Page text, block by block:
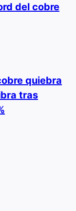
del cobre
quiebra
tras